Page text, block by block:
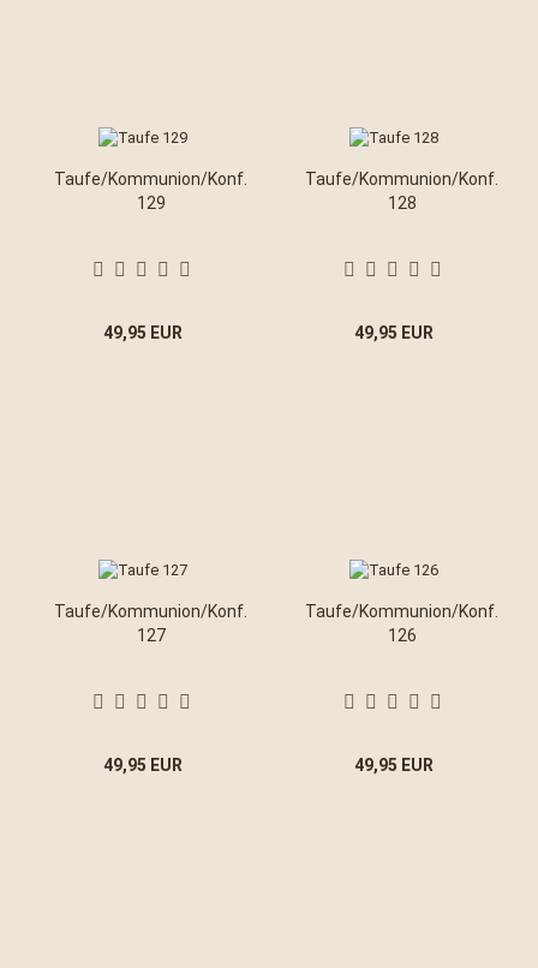
Taufe/Kommunion/Konf.
129
49,95 EUR
Taufe/Kommunion/Konf.
128
49,95 EUR
Taufe/Kommunion/Konf.
127
49,95 EUR
Taufe/Kommunion/Konf.
126
49,95 EUR